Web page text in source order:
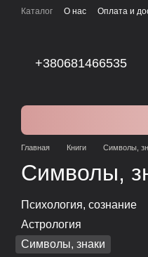
Перейти к основному
Каталог О нас Оплата и
+380681466535
Главная Книги Символы,
Символы,
Психология, сознание
Астрология
Символы, знаки